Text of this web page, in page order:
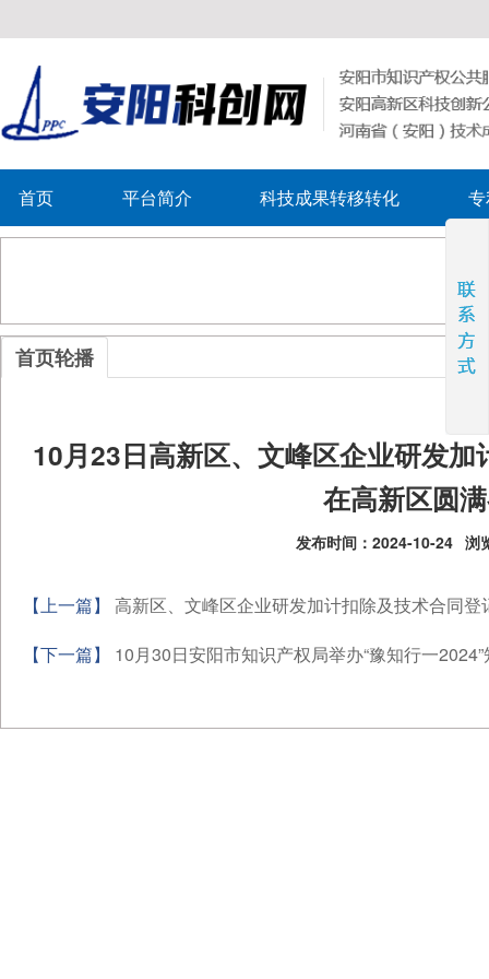
首页 平台简介 科技成果转移转化
首页轮播
10月23日高新区、文峰区企业研发
在高新区圆
发布时间：2024-10-24 浏
【上一篇】
高新区、文峰区企业研发加计扣除及技术合同登
【下一篇】
10月30日安阳市知识产权局举办“豫知行一